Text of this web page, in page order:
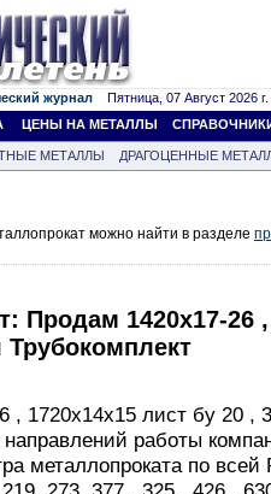
журнал Пятница, 07 Август 2026 г.
ЦЕНЫ НА МЕТАЛЛЫ
МЕТАЛЛЫ
ДРАГОЦЕННЫЕ
можно найти в разделе
Продам 1420x17-26
, 1720x14x15 лист бу 20 ,
работы
металлопроката по всей